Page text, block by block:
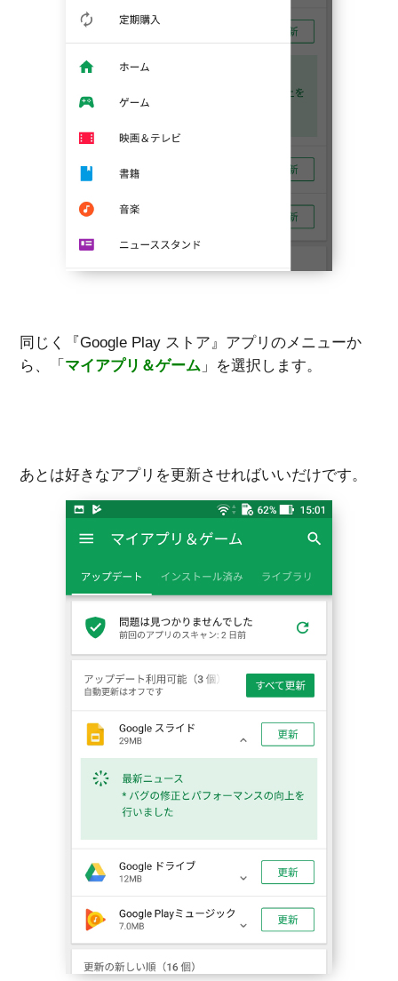
同じく『Google Play ストア』アプリのメニューか
ら、「 マイアプリ＆ゲーム 」を選択します。
あとは好きなアプリを更新させればいいだけです。